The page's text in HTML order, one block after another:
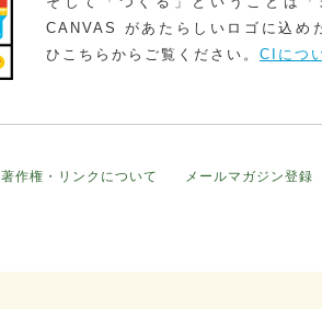
CANVAS があたらしいロゴに込め
ひこちらからご覧ください。 CIにつ
著作権・リンクについて メールマガジン登録